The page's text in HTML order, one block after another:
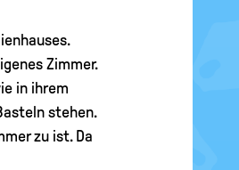
Zimmer.
in ihrem
stehen.
zu ist. Da